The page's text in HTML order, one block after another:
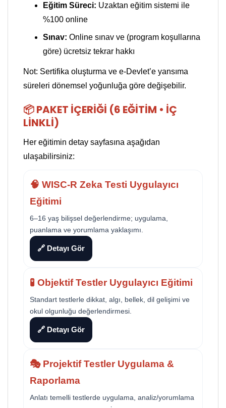
Eğitim Süreci: Uzaktan eğitim sistemi ile
%100 online
Sınav: Online sınav ve (program koşullarına
göre) ücretsiz tekrar hakkı
Not: Sertifika oluşturma ve e-Devlet’e yansıma
süreleri dönemsel yoğunluğa göre değişebilir.
📦 PAKET İÇERIĞI (6 EĞITIM • İÇ
LINKLI)
Her eğitimin detay sayfasına aşağıdan
ulaşabilirsiniz:
🧠 WISC-R Zeka Testi Uygulayıcı
Eğitimi
6–16 yaş bilişsel değerlendirme; uygulama,
puanlama ve yorumlama yaklaşımı.
🔗 Detayı Gör
🧪 Objektif Testler Uygulayıcı Eğitimi
Standart testlerle dikkat, algı, bellek, dil gelişimi ve
okul olgunluğu değerlendirmesi.
🔗 Detayı Gör
🎭 Projektif Testler Uygulama &
Raporlama
Anlatı temelli testlerde uygulama, analiz/yorumlama